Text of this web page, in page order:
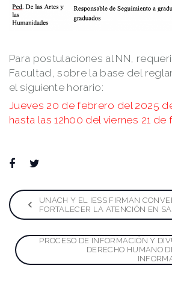
Para postulaciones al NN,
Facultad, sobre la base del
el siguiente horario:
Jueves 20 de febrero del 2025
hasta las 12h00 del viernes 21
Facebook
Navegación
de
entradas
UNACH Y EL IESS FIRMAN
FORTALECER LA ATENCIÓN EN
PROCESO DE INFORMACIÓN Y
DERECHO HUMANO